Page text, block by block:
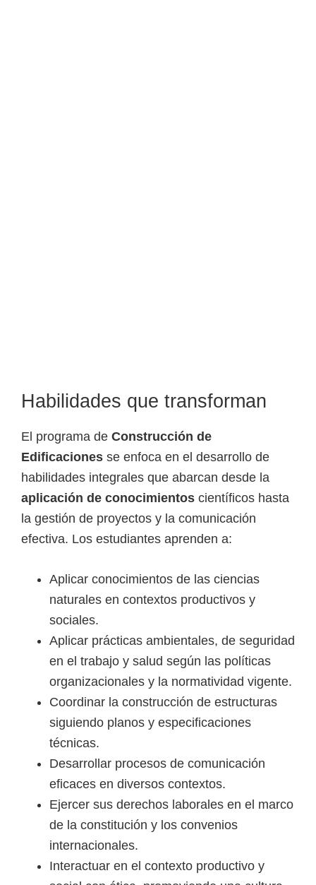
Habilidades que transforman
El programa de Construcción de
Edificaciones se enfoca en el desarrollo de
habilidades integrales que abarcan desde la
aplicación de conocimientos científicos hasta
la gestión de proyectos y la comunicación
efectiva. Los estudiantes aprenden a:
Aplicar conocimientos de las ciencias
naturales en contextos productivos y
sociales.
Aplicar prácticas ambientales, de seguridad
en el trabajo y salud según las políticas
organizacionales y la normatividad vigente.
Coordinar la construcción de estructuras
siguiendo planos y especificaciones
técnicas.
Desarrollar procesos de comunicación
eficaces en diversos contextos.
Ejercer sus derechos laborales en el marco
de la constitución y los convenios
internacionales.
Interactuar en el contexto productivo y